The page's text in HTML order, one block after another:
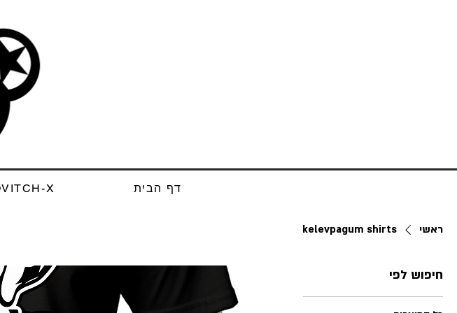
דף הבית X-
ראשי kelevpagum shirts
חיפוש לפי